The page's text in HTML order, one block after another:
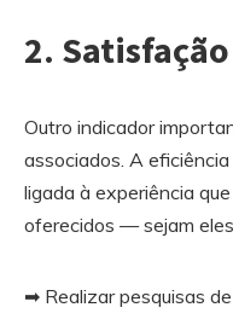
2.
Outro indicador
associados. A
ligada à experiência
oferecidos — sejam
➡ Realizar pesquisas